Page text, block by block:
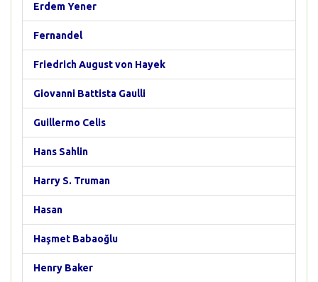
Erdem Yener
Fernandel
Friedrich August von Hayek
Giovanni Battista Gaulli
Guillermo Celis
Hans Sahlin
Harry S. Truman
Hasan
Haşmet Babaoğlu
Henry Baker